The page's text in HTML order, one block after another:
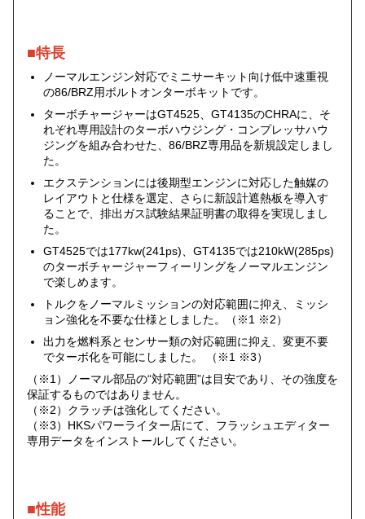
■特長
ノーマルエンジン対応でミニサーキット向け低中速重視
の86/BRZ用ボルトオンターボキットです。
ターボチャージャーはGT4525、GT4135のCHRAに、そ
れぞれ専用設計のターボハウジング・コンプレッサハウ
ジングを組み合わせた、86/BRZ専用品を新規設定しまし
た。
エクステンションには後期型エンジンに対応した触媒の
レイアウトと仕様を選定、さらに新設計遮熱板を導入す
ることで、排出ガス試験結果証明書の取得を実現しまし
た。
GT4525では177kw(241ps)、GT4135では210kW(285ps)
のターボチャージャーフィーリングをノーマルエンジン
で楽しめます。
トルクをノーマルミッションの対応範囲に抑え、ミッシ
ョン強化を不要な仕様としました。（※1 ※2）
出力を燃料系とセンサー類の対応範囲に抑え、変更不要
でターボ化を可能にしました。 （※1 ※3）
（※1）ノーマル部品の“対応範囲”は目安であり、その強度を
保証するものではありません。
（※2）クラッチは強化してください。
（※3）HKSパワーライター店にて、フラッシュエディター
専用データをインストールしてください。
■性能